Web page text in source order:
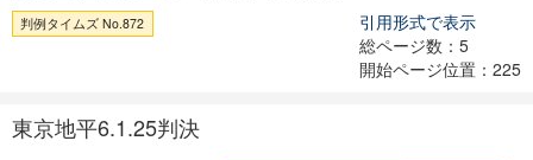
判例タイムズ No.872
引用形式で表示
総ページ数：5
開始ページ位置：225
東京地平6.1.25判決